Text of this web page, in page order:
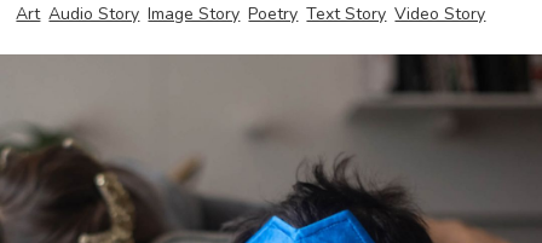
Art Audio Story Image Story Poetry Text Story Video Story